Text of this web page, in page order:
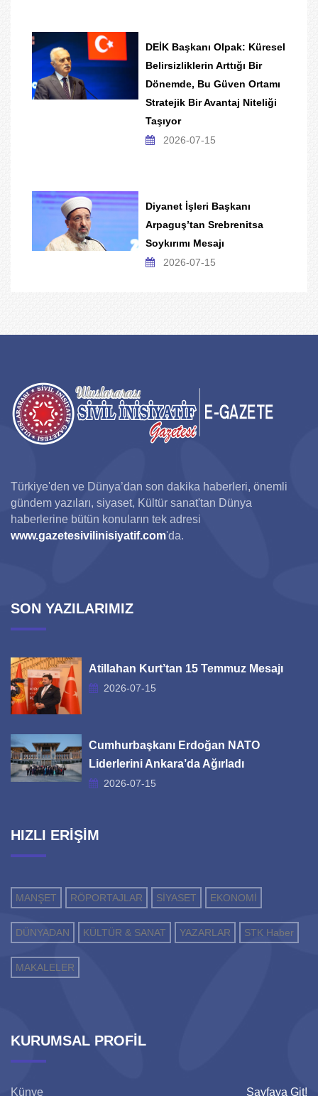
DEİK Başkanı Olpak: Küresel
Belirsizliklerin Arttığı Bir
Dönemde, Bu Güven Ortamı
Stratejik Bir Avantaj Niteliği
Taşıyor
2026-07-15
Diyanet İşleri Başkanı
Arpaguş’tan Srebrenitsa
Soykırımı Mesajı
2026-07-15
Türkiye'den ve Dünya’dan son dakika haberleri, önemli
gündem yazıları, siyaset, Kültür sanat'tan Dünya
haberlerine bütün konuların tek adresi
www.gazetesivilinisiyatif.com'da.
SON YAZILARIMIZ
Atillahan Kurt’tan 15 Temmuz Mesajı
2026-07-15
Cumhurbaşkanı Erdoğan NATO
Liderlerini Ankara’da Ağırladı
2026-07-15
HIZLI ERİŞİM
MANŞET RÖPORTAJLAR SİYASET EKONOMİ
DÜNYADAN KÜLTÜR & SANAT YAZARLAR STK Haber
MAKALELER
KURUMSAL PROFİL
Künye Sayfaya Git!